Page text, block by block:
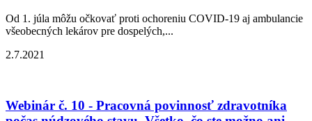
Od 1. júla môžu očkovať proti ochoreniu COVID-19 aj ambulancie
všeobecných lekárov pre dospelých,...
2.7.2021
Webinár č. 10 - Pracovná povinnosť zdravotníka